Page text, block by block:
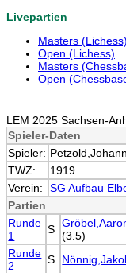
Livepartien
Masters (Lichess)
Open (Lichess)
Masters
Open
LEM 2025 Sachsen-
Spieler-Daten
Spieler:
TWZ:
1919
Verein:
SG Aufbau
Partien
Runde
1
S (3.5)
Runde
2
S